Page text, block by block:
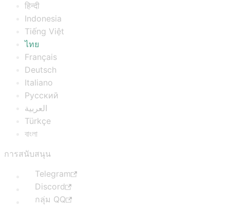
हिन्दी
Indonesia
Tiếng Việt
ไทย
Français
Deutsch
Italiano
Русский
العربية
Türkçe
বাংলা
การสนับสนุน
Telegram
Discord
กลุ่ม QQ